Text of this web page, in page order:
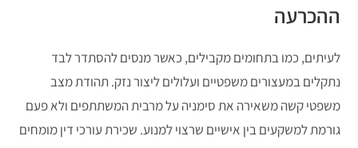
ההכרעה
לעיתים, כמו בתחומים מקבילים, כאשר מנסים להסתדר לבד
נתקלים במעצורים משפטיים ועלולים ליצור נזק. תהודת מצב
משפטי קשה משאירה את סימניה על מרבית המשתתפים ולא פעם
גורמת למשקעים בין אישיים שרצוי למנוע. שכירת עורכי דין מומחים